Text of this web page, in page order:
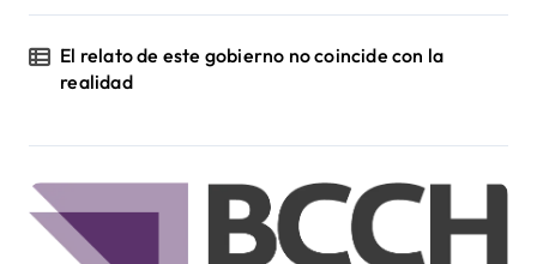
El relato de este gobierno no coincide con la
realidad